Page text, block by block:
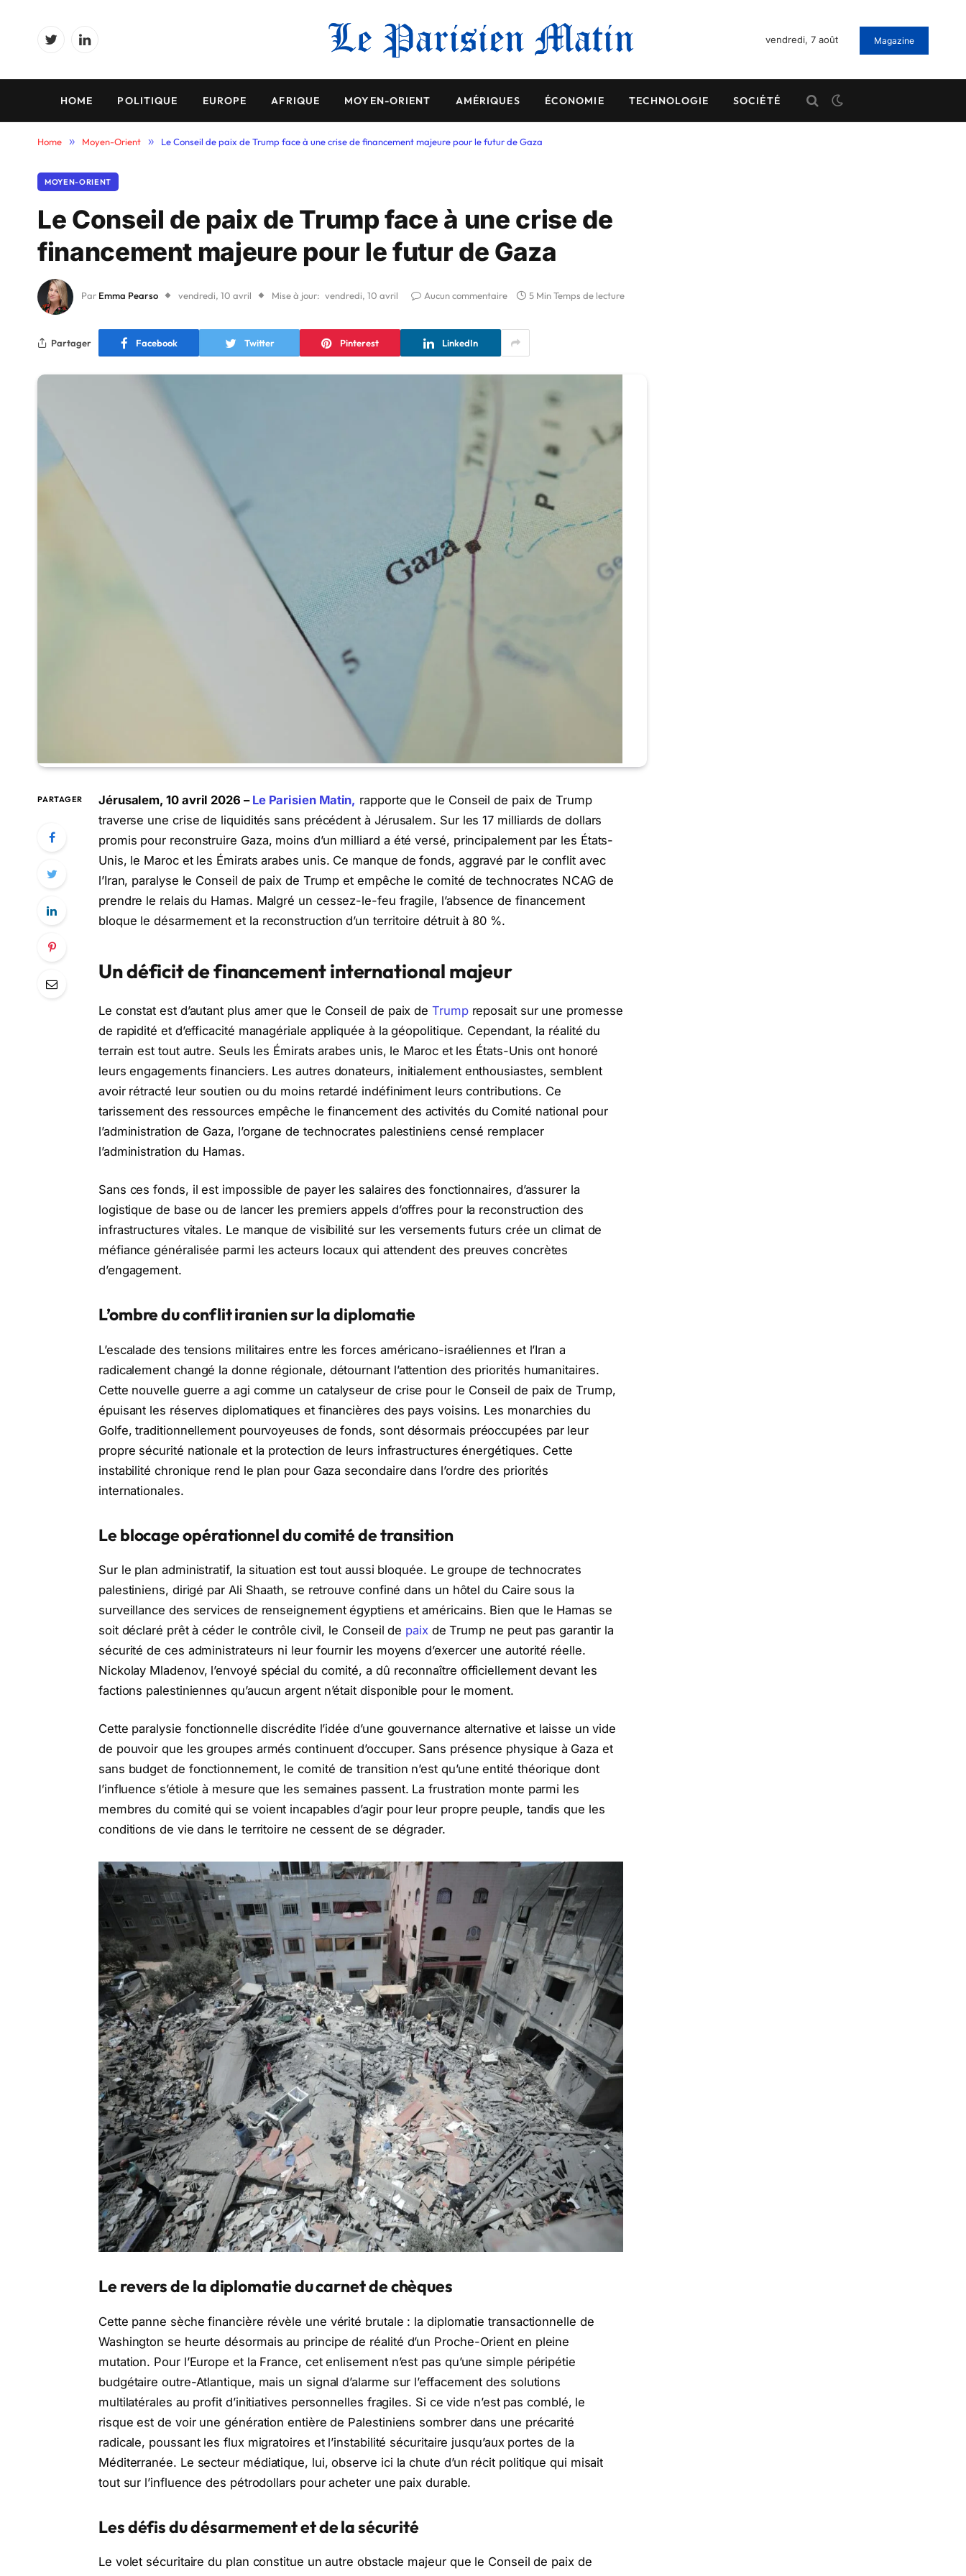
TwitterLinkedIn
vendredi, 7 août Magazine
HOME POLITIQUE EUROPE AFRIQUE MOYEN-ORIENT AMÉRIQUES ÉCONOMIE TECHNOLOGIE SOCIÉTÉ
Home » Moyen-Orient » Le Conseil de paix de Trump face à une crise de financement majeure pour le futur de Gaza
MOYEN-ORIENT
Le Conseil de paix de Trump face à une crise de
financement majeure pour le futur de Gaza
Par Emma Pearso vendredi, 10 avril Mise à jour: vendredi, 10 avril Aucun commentaire 5 Min Temps de lecture
Partager Facebook Twitter Pinterest LinkedIn
PARTAGER Jérusalem, 10 avril 2026 – Le Parisien Matin, rapporte que le Conseil de paix de Trump
traverse une crise de liquidités sans précédent à Jérusalem. Sur les 17 milliards de dollars
promis pour reconstruire Gaza, moins d’un milliard a été versé, principalement par les États-
Unis, le Maroc et les Émirats arabes unis. Ce manque de fonds, aggravé par le conflit avec
l’Iran, paralyse le Conseil de paix de Trump et empêche le comité de technocrates NCAG de
prendre le relais du Hamas. Malgré un cessez-le-feu fragile, l’absence de financement
bloque le désarmement et la reconstruction d’un territoire détruit à 80 %.
Un déficit de financement international majeur
Le constat est d’autant plus amer que le Conseil de paix deTrumpreposait sur une promesse
de rapidité et d’efficacité managériale appliquée à la géopolitique. Cependant, la réalité du
terrain est tout autre. Seuls les Émirats arabes unis, le Maroc et les États-Unis ont honoré
leurs engagements financiers. Les autres donateurs, initialement enthousiastes, semblent
avoir rétracté leur soutien ou du moins retardé indéfiniment leurs contributions. Ce
tarissement des ressources empêche le financement des activités du Comité national pour
l’administration de Gaza, l’organe de technocrates palestiniens censé remplacer
l’administration du Hamas.
Sans ces fonds, il est impossible de payer les salaires des fonctionnaires, d’assurer la
logistique de base ou de lancer les premiers appels d’offres pour la reconstruction des
infrastructures vitales. Le manque de visibilité sur les versements futurs crée un climat de
méfiance généralisée parmi les acteurs locaux qui attendent des preuves concrètes
d’engagement.
L’ombre du conflit iranien sur la diplomatie
L’escalade des tensions militaires entre les forces américano-israéliennes et l’Iran a
radicalement changé la donne régionale, détournant l’attention des priorités humanitaires.
Cette nouvelle guerre a agi comme un catalyseur de crise pour le Conseil de paix de Trump,
épuisant les réserves diplomatiques et financières des pays voisins. Les monarchies du
Golfe, traditionnellement pourvoyeuses de fonds, sont désormais préoccupées par leur
propre sécurité nationale et la protection de leurs infrastructures énergétiques. Cette
instabilité chronique rend le plan pour Gaza secondaire dans l’ordre des priorités
internationales.
Le blocage opérationnel du comité de transition
Sur le plan administratif, la situation est tout aussi bloquée. Le groupe de technocrates
palestiniens, dirigé par Ali Shaath, se retrouve confiné dans un hôtel du Caire sous la
surveillance des services de renseignement égyptiens et américains. Bien que le Hamas se
soit déclaré prêt à céder le contrôle civil, le Conseil de paix de Trump ne peut pas garantir la
sécurité de ces administrateurs ni leur fournir les moyens d’exercer une autorité réelle.
Nickolay Mladenov, l’envoyé spécial du comité, a dû reconnaître officiellement devant les
factions palestiniennes qu’aucun argent n’était disponible pour le moment.
Cette paralysie fonctionnelle discrédite l’idée d’une gouvernance alternative et laisse un vide
de pouvoir que les groupes armés continuent d’occuper. Sans présence physique à Gaza et
sans budget de fonctionnement, le comité de transition n’est qu’une entité théorique dont
l’influence s’étiole à mesure que les semaines passent. La frustration monte parmi les
membres du comité qui se voient incapables d’agir pour leur propre peuple, tandis que les
conditions de vie dans le territoire ne cessent de se dégrader.
Le revers de la diplomatie du carnet de chèques
Cette panne sèche financière révèle une vérité brutale : la diplomatie transactionnelle de
Washington se heurte désormais au principe de réalité d’un Proche-Orient en pleine
mutation. Pour l’Europe et la France, cet enlisement n’est pas qu’une simple péripétie
budgétaire outre-Atlantique, mais un signal d’alarme sur l’effacement des solutions
multilatérales au profit d’initiatives personnelles fragiles. Si ce vide n’est pas comblé, le
risque est de voir une génération entière de Palestiniens sombrer dans une précarité
radicale, poussant les flux migratoires et l’instabilité sécuritaire jusqu’aux portes de la
Méditerranée. Le secteur médiatique, lui, observe ici la chute d’un récit politique qui misait
tout sur l’influence des pétrodollars pour acheter une paix durable.
Les défis du désarmement et de la sécurité
Le volet sécuritaire du plan constitue un autre obstacle majeur que le Conseil de paix de